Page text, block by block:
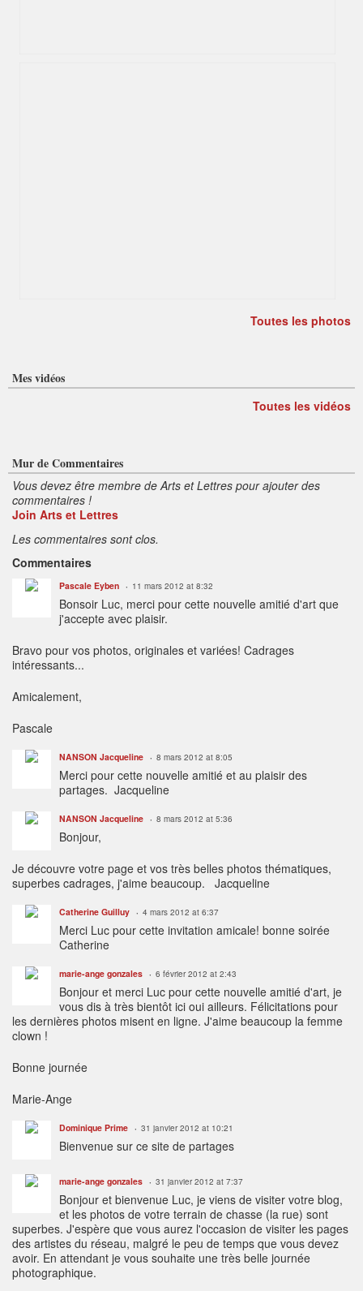
Toutes les photos
Mes vidéos
Toutes les vidéos
Mur de Commentaires
Vous devez être membre de Arts et Lettres pour ajouter des
commentaires !
Join Arts et Lettres
Les commentaires sont clos.
Commentaires
Pascale Eyben 11 mars 2012 at 8:32
Bonsoir Luc, merci pour cette nouvelle amitié d'art que
j'accepte avec plaisir.
Bravo pour vos photos, originales et variées! Cadrages
intéressants...
Amicalement,
Pascale
NANSON Jacqueline 8 mars 2012 at 8:05
Merci pour cette nouvelle amitié et au plaisir des
partages. Jacqueline
NANSON Jacqueline 8 mars 2012 at 5:36
Bonjour,
Je découvre votre page et vos très belles photos thématiques,
superbes cadrages, j'aime beaucoup. Jacqueline
Catherine Guilluy 4 mars 2012 at 6:37
Merci Luc pour cette invitation amicale! bonne soirée
Catherine
marie-ange gonzales 6 février 2012 at 2:43
Bonjour et merci Luc pour cette nouvelle amitié d'art, je
vous dis à très bientôt ici oui ailleurs. Félicitations pour
les dernières photos misent en ligne. J'aime beaucoup la femme
clown !
Bonne journée
Marie-Ange
Dominique Prime 31 janvier 2012 at 10:21
Bienvenue sur ce site de partages
marie-ange gonzales 31 janvier 2012 at 7:37
Bonjour et bienvenue Luc, je viens de visiter votre blog,
et les photos de votre terrain de chasse (la rue) sont
superbes. J'espère que vous aurez l'occasion de visiter les pages
des artistes du réseau, malgré le peu de temps que vous devez
avoir. En attendant je vous souhaite une très belle journée
photographique.